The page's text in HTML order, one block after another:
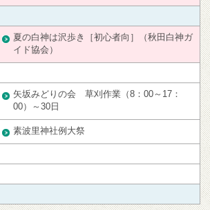
夏の白神は沢歩き［初心者向］（秋田白神ガ
イド協会）
矢坂みどりの会 草刈作業（8：00～17：
00）～30日
素波里神社例大祭